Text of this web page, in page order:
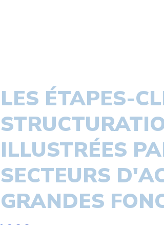
LES ÉTAPES-
ILLUSTRÉES
SECTEURS
GRANDES